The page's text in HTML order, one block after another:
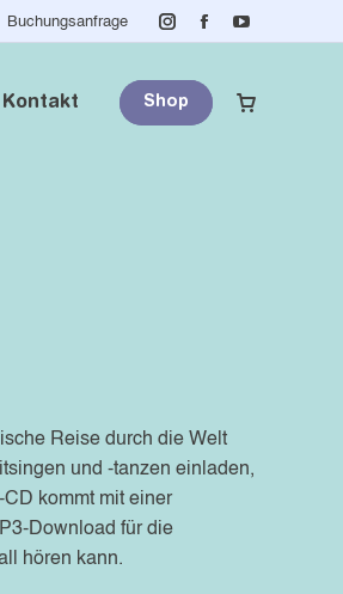
Buchungsanfrage
Instagram
opens
in
Facebook
opens
in
opens
Kontakt Shop
Reise durch die Welt
und -tanzen einladen,
kommt mit einer
Download für die
hören kann.